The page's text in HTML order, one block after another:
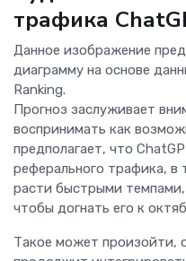
трафика
Данное изображение
диаграмму на основе
Ranking.
Прогноз заслуживает
воспринимать как
предполагает, что
реферального трафика, в
расти быстрыми
чтобы догнать его к
Такое может произойти,